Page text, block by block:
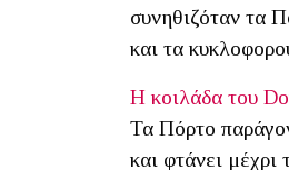
συνηθιζόταν τα
και τα
Η κοιλάδα του
Τα Πόρτο
και φτάνει